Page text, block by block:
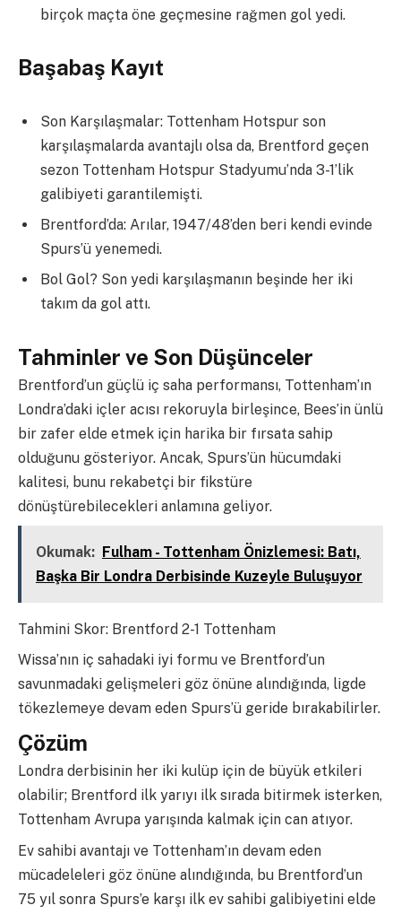
birçok maçta öne geçmesine rağmen gol yedi.
Başabaş Kayıt
Son Karşılaşmalar: Tottenham Hotspur son
karşılaşmalarda avantajlı olsa da, Brentford geçen
sezon Tottenham Hotspur Stadyumu’nda 3-1’lik
galibiyeti garantilemişti.
Brentford’da: Arılar, 1947/48’den beri kendi evinde
Spurs’ü yenemedi.
Bol Gol? Son yedi karşılaşmanın beşinde her iki
takım da gol attı.
Tahminler ve Son Düşünceler
Brentford’un güçlü iç saha performansı, Tottenham’ın
Londra’daki içler acısı rekoruyla birleşince, Bees’in ünlü
bir zafer elde etmek için harika bir fırsata sahip
olduğunu gösteriyor. Ancak, Spurs’ün hücumdaki
kalitesi, bunu rekabetçi bir fikstüre
dönüştürebilecekleri anlamına geliyor.
Okumak: Fulham - Tottenham Önizlemesi: Batı,
Başka Bir Londra Derbisinde Kuzeyle Buluşuyor
Tahmini Skor: Brentford 2-1 Tottenham
Wissa’nın iç sahadaki iyi formu ve Brentford’un
savunmadaki gelişmeleri göz önüne alındığında, ligde
tökezlemeye devam eden Spurs’ü geride bırakabilirler.
Çözüm
Londra derbisinin her iki kulüp için de büyük etkileri
olabilir; Brentford ilk yarıyı ilk sırada bitirmek isterken,
Tottenham Avrupa yarışında kalmak için can atıyor.
Ev sahibi avantajı ve Tottenham’ın devam eden
mücadeleleri göz önüne alındığında, bu Brentford’un
75 yıl sonra Spurs’e karşı ilk ev sahibi galibiyetini elde